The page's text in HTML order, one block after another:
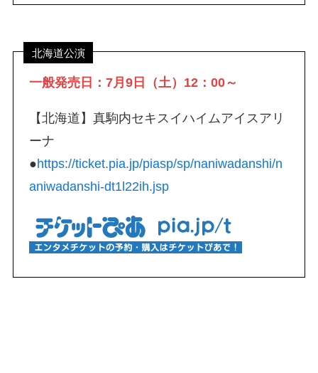
北海道公演
一般発売日：7月9日（土）12：00～
【北海道】真駒内セキスイハイムアイスアリ
ーナ
●https://ticket.pia.jp/piasp/sp/naniwadanshi/n
aniwadanshi-dt1l22ih.jsp